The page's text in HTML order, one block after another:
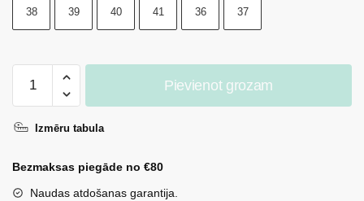
38 39 40 41 36 37
plakanās
ar
siksnām,
bēšas,
Pievienot grozam
Izmēru tabula
Bezmaksas piegāde no €80
Naudas atdošanas garantija.